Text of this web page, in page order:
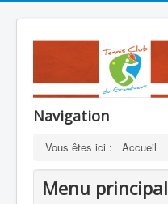
Navigation
Vous êtes ici : Accueil
Menu principal